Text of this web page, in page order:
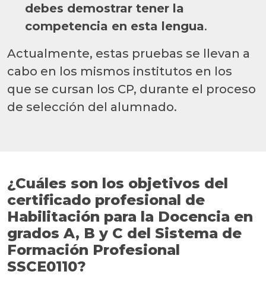
debes demostrar tener la
competencia en esta lengua.
Actualmente, estas pruebas se llevan a
cabo en los mismos institutos en los
que se cursan los CP, durante el proceso
de selección del alumnado.
¿Cuáles son los objetivos del
certificado profesional de
Habilitación para la Docencia en
grados A, B y C del Sistema de
Formación Profesional
SSCE0110?